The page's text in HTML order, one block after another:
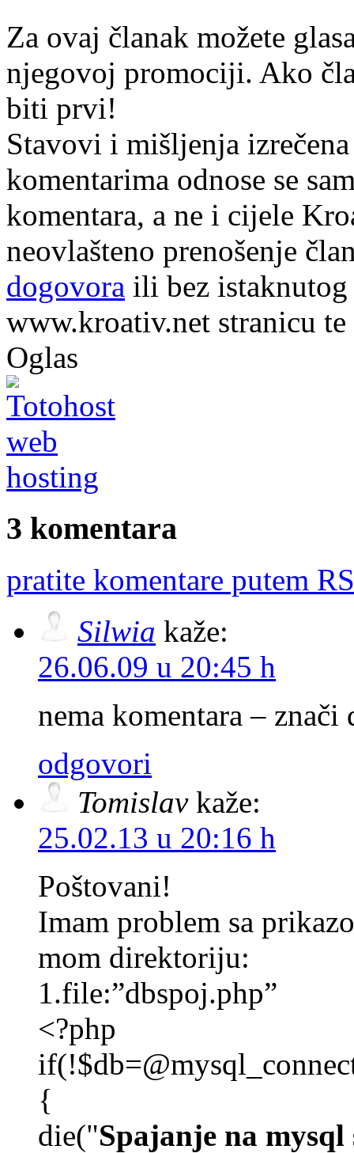
Za ovaj članak možete
njegovoj promociji. Ako
biti prvi!
Stavovi i mišljenja
komentarima odnose se
komentara, a ne i cijele
neovlašteno prenošenje
dogovora ili bez
www.kroativ.net stranicu te
Oglas
3 komentara
pratite komentare putem
Silwia kaže:
26.06.09 u 20:45 h
nema komentara –
odgovori
Tomislav kaže:
25.02.13 u 20:16 h
Poštovani!
Imam problem sa
mom direktoriju:
1.file:”dbspoj.php”
<?php
{
die("Spajanje na mysql